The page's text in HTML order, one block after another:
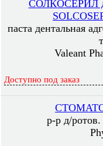
СОЛКОСЕРИЛ
паста дентальная
Valeant
Доступно под заказ
р-р д/